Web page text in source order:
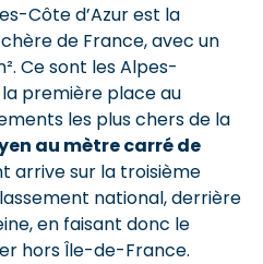
Côte d’Azur est la
de France, avec un
Ce sont les Alpes-
première place au
les plus chers de la
au mètre carré de
arrive sur la troisième
national, derrière
en faisant donc le
hors Île-de-France.